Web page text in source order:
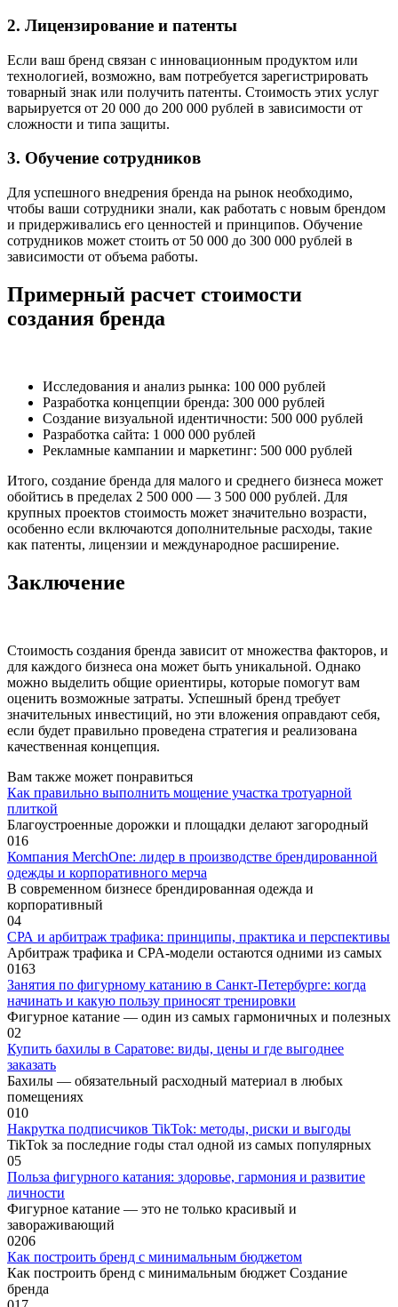
2. Лицензирование и патенты
Если ваш бренд связан с инновационным продуктом или
технологией, возможно, вам потребуется зарегистрировать
товарный знак или получить патенты. Стоимость этих услуг
варьируется от 20 000 до 200 000 рублей в зависимости от
сложности и типа защиты.
3. Обучение сотрудников
Для успешного внедрения бренда на рынок необходимо,
чтобы ваши сотрудники знали, как работать с новым брендом
и придерживались его ценностей и принципов. Обучение
сотрудников может стоить от 50 000 до 300 000 рублей в
зависимости от объема работы.
Примерный расчет стоимости
создания бренда
Исследования и анализ рынка: 100 000 рублей
Разработка концепции бренда: 300 000 рублей
Создание визуальной идентичности: 500 000 рублей
Разработка сайта: 1 000 000 рублей
Рекламные кампании и маркетинг: 500 000 рублей
Итого, создание бренда для малого и среднего бизнеса может
обойтись в пределах 2 500 000 — 3 500 000 рублей. Для
крупных проектов стоимость может значительно возрасти,
особенно если включаются дополнительные расходы, такие
как патенты, лицензии и международное расширение.
Заключение
Стоимость создания бренда зависит от множества факторов, и
для каждого бизнеса она может быть уникальной. Однако
можно выделить общие ориентиры, которые помогут вам
оценить возможные затраты. Успешный бренд требует
значительных инвестиций, но эти вложения оправдают себя,
если будет правильно проведена стратегия и реализована
качественная концепция.
Вам также может понравиться
Как правильно выполнить мощение участка тротуарной
плиткой
Благоустроенные дорожки и площадки делают загородный
016
Компания MerchOne: лидер в производстве брендированной
одежды и корпоративного мерча
В современном бизнесе брендированная одежда и
корпоративный
04
СРА и арбитраж трафика: принципы, практика и перспективы
Арбитраж трафика и CPA-модели остаются одними из самых
0163
Занятия по фигурному катанию в Санкт-Петербурге: когда
начинать и какую пользу приносят тренировки
Фигурное катание — один из самых гармоничных и полезных
02
Купить бахилы в Саратове: виды, цены и где выгоднее
заказать
Бахилы — обязательный расходный материал в любых
помещениях
010
Накрутка подписчиков TikTok: методы, риски и выгоды
TikTok за последние годы стал одной из самых популярных
05
Польза фигурного катания: здоровье, гармония и развитие
личности
Фигурное катание — это не только красивый и
завораживающий
0206
Как построить бренд с минимальным бюджетом
Как построить бренд с минимальным бюджет Создание
бренда